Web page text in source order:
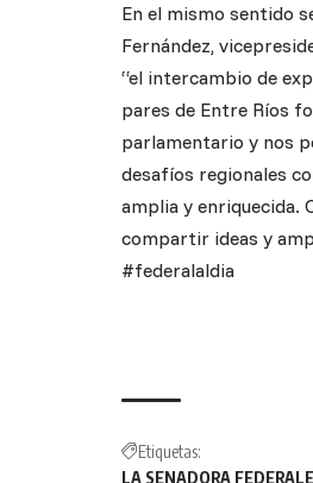
En el mismo sentido
Fernández,
“el intercambio de
pares de Entre Ríos
parlamentario y nos
desafíos regionales
amplia y enriquecida.
compartir ideas y
#federalaldia
Etiquetas:
LA SENADORA